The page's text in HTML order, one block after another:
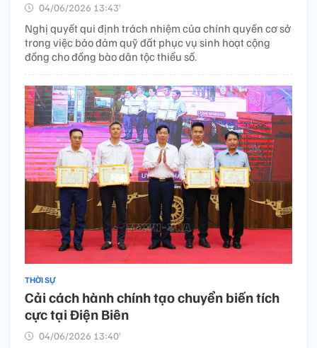
04/06/2026 13:43’
Nghị quyết qui định trách nhiệm của chính quyền cơ sở
trong việc bảo đảm quỹ đất phục vụ sinh hoạt cộng
đồng cho đồng bào dân tộc thiểu số.
THỜI SỰ
Cải cách hành chính tạo chuyển biến tích
cực tại Điện Biên
04/06/2026 13:40’